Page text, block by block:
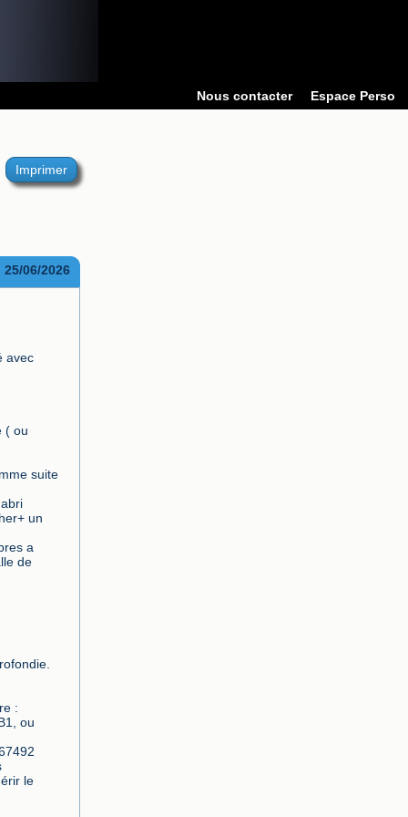
Nous contacter Espace Perso
Imprimer
25/06/2026
avec
( ou
suite
un
a
de
:
ou
le